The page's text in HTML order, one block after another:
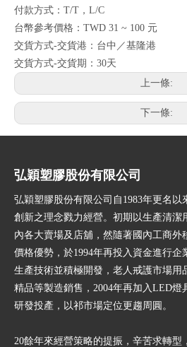
付款方式：T/T，L/C
台幣參考價格：TWD 31 ~ 100 元
交貨方式-交貨港：台中／基隆港
交貨方式-交貨期：30天
上一條:
下一條:
弘穎塑膠股份有限公司
弘穎塑膠股份有限公司自1983年更名以
創新之理念戮力經營。初期以生產清潔
內各大賣場及店舖，然隨著國內工商外
價格優勢，於1994年再投入資金進行企
生產技術並積極開發，老人戒護市場用
精品等製造銷售，2004年再加入LED燈
研發投產，以祁市場定位更趨周圓。
20餘年來經營策略的提振，辛苦求轉型